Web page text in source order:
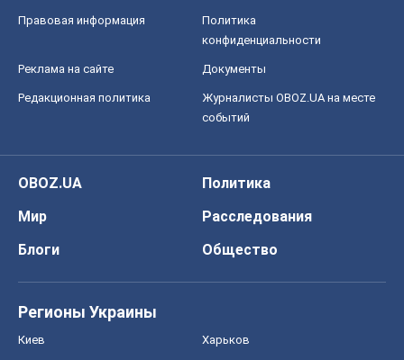
Правовая информация
Политика
конфиденциальности
Реклама на сайте Документы
Редакционная политика
Журналисты OBOZ.UA на месте
событий
OBOZ.UA
Политика
Мир
Расследования
Блоги
Общество
Регионы Украины
Киев Харьков